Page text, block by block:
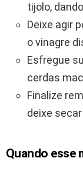
tijolo,
Deixe agir
o vinagre
Esfregue
cerdas
Finalize
deixe
Quando esse